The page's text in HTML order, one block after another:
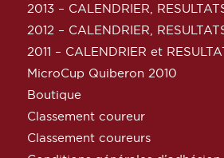
2013 – CALENDRIER,
2012 – CALENDRIER,
2011 – CALENDRIER et
MicroCup Quiberon 2010
Boutique
Classement coureur
Classement coureurs